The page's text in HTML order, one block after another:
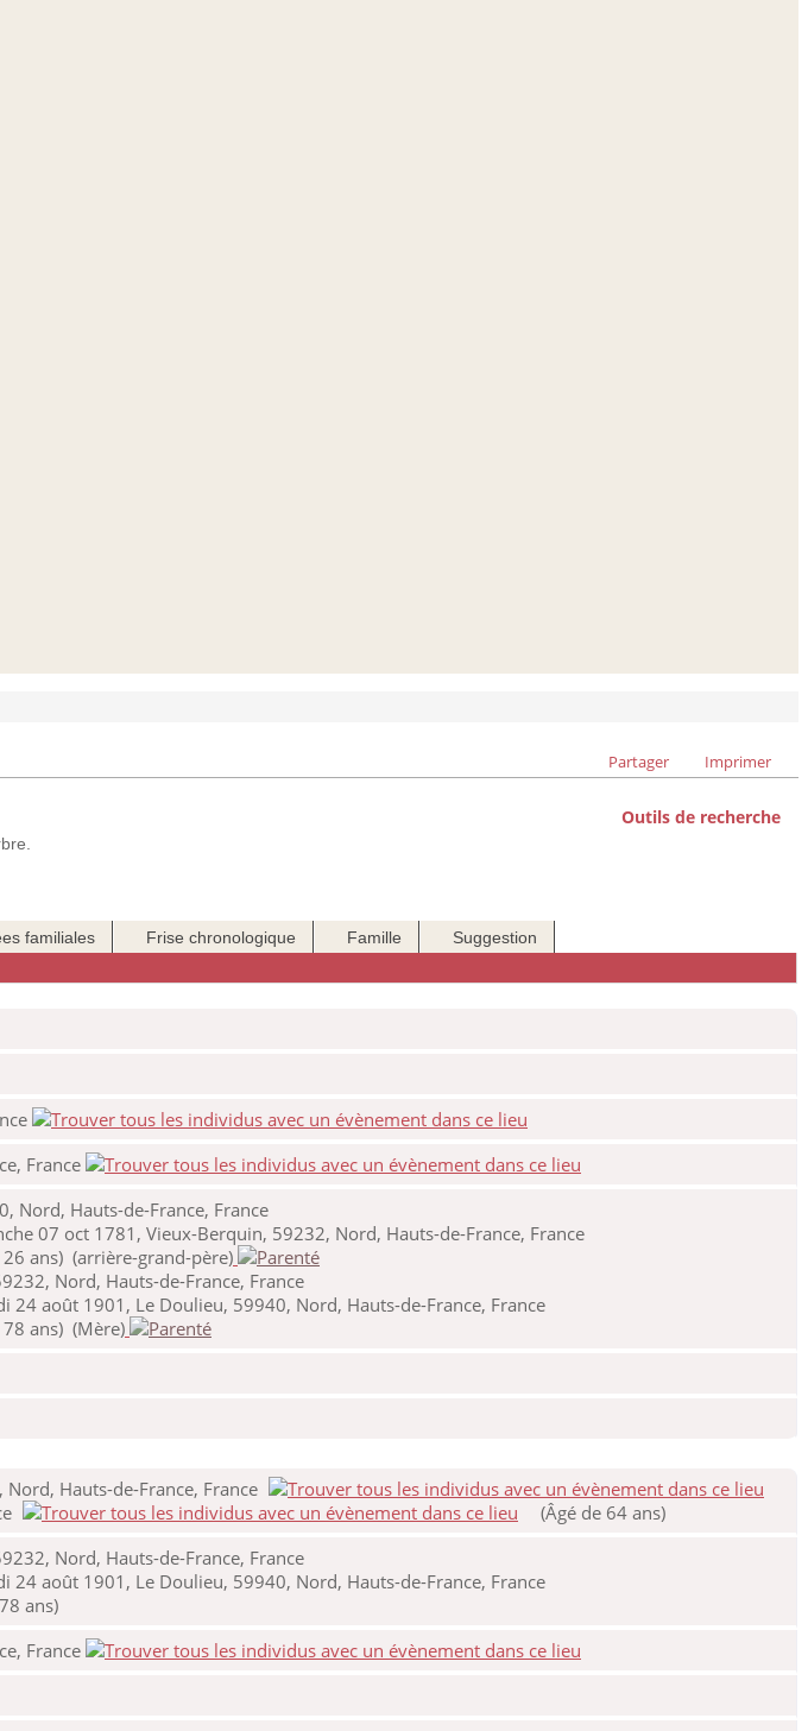
Partager Imprimer
Outils de recherche
familiales Frise chronologique Famille Suggestion
France
Nord, Hauts-de-France, France
07 oct 1781, Vieux-Berquin, 59232, Nord, Hauts-de-France, France
26 ans) (arrière-grand-père)
Nord, Hauts-de-France, France
24 août 1901, Le Doulieu, 59940, Nord, Hauts-de-France, France
78 ans) (Mère)
Hauts-de-France, France
(Âgé de 64 ans)
Nord, Hauts-de-France, France
24 août 1901, Le Doulieu, 59940, Nord, Hauts-de-France, France
ans)
France